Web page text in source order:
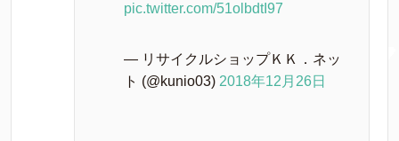
pic.twitter.com/51olbdtI97
— リサイクルショップＫＫ．ネッ
ト (@kunio03) 2018年12月26日